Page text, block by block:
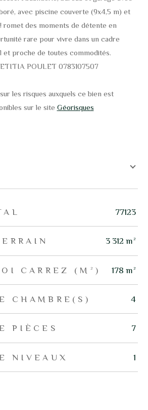
avec piscine couverte (9x4,5 m) et
romet des moments de détente en
rare pour vivre dans un cadre
et proche de toutes commodités.
POULET 0783107507
les risques auxquels ce bien est
sur le site Géorisques
TRAD_ZEPHYR_Valeurs77123
3 312 m²
CARREZ (M²) 178 m²
CHAMBRE(S) 4
PIÈCES 7
NIVEAUX 1